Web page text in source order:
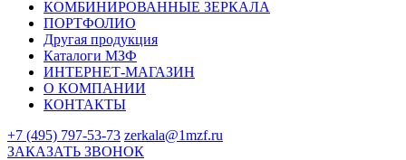
КОМБИНИРОВАННЫЕ ЗЕРКАЛА
ПОРТФОЛИО
Другая продукция
Каталоги МЗФ
ИНТЕРНЕТ-МАГАЗИН
О КОМПАНИИ
КОНТАКТЫ
+7 (495) 797-53-73 zerkala@1mzf.ru
ЗАКАЗАТЬ ЗВОНОК